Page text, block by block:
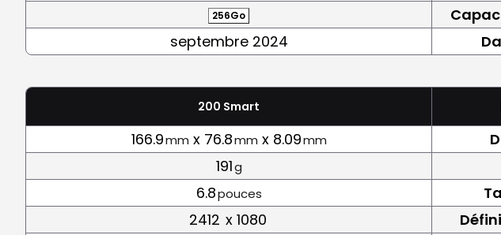
256Go
septembre 2024
200 Smart
166.9mm x 76.8mm x 8.09mm
191g
6.8pouces
2412 x 1080